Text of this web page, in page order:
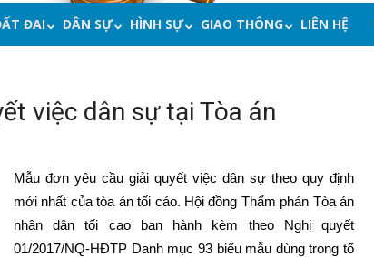
ĐAI DÂN SỰ HÌNH SỰ GIAO THÔNG LIÊN HỆ
việc dân sự tại Tòa án
Mẫu đơn yêu cầu giải quyết việc dân sự theo quy định
mới nhất của tòa án tối cáo. Hội đồng Thẩm phán Tòa án
nhân dân tối cao ban hành kèm theo Nghị quyết
01/2017/NQ-HĐTP Danh mục 93 biểu mẫu dùng trong tố